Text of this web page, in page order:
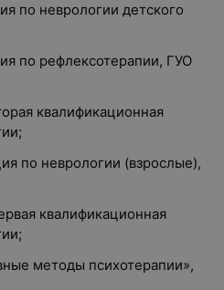
по неврологии детского
по рефлексотерапии, ГУО
квалификационная
по неврологии (взрослые),
квалификационная
методы психотерапии»,